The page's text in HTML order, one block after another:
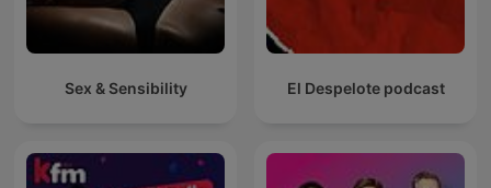
Sex & Sensibility El Despelote podcast